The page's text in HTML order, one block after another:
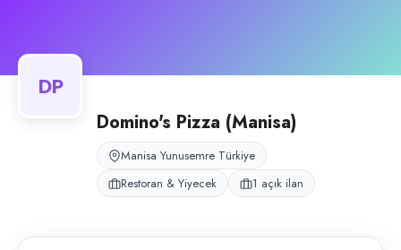
DP
Domino's Pizza (Manisa)
Manisa Yunusemre Türkiye
Restoran & Yiyecek
1 açık ilan